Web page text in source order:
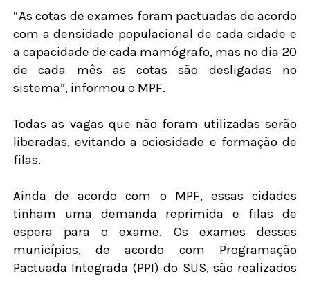
“As cotas de exames foram pactuadas de acordo
com a densidade populacional de cada cidade e
a capacidade de cada mamógrafo, mas no dia 20
de cada mês as cotas são desligadas no
sistema”, informou o MPF.
Todas as vagas que não foram utilizadas serão
liberadas, evitando a ociosidade e formação de
filas.
Ainda de acordo com o MPF, essas cidades
tinham uma demanda reprimida e filas de
espera para o exame. Os exames desses
municípios, de acordo com Programação
Pactuada Integrada (PPI) do SUS, são realizados